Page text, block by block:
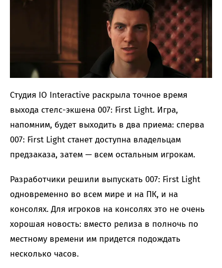
Студия IO Interactive раскрыла точное время
выхода стелс-экшена 007: First Light. Игра,
напомним, будет выходить в два приема: сперва
007: First Light станет доступна владельцам
предзаказа, затем — всем остальным игрокам.
Разработчики решили выпускать 007: First Light
одновременно во всем мире и на ПК, и на
консолях. Для игроков на консолях это не очень
хорошая новость: вместо релиза в полночь по
местному времени им придется подождать
несколько часов.